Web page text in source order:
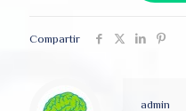
Compartir
admin